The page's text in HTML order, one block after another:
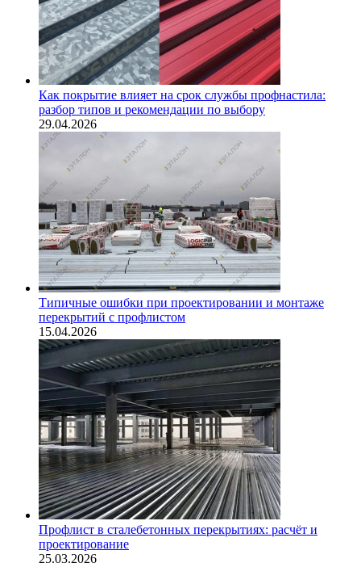
Как покрытие влияет на срок службы профнастила:
разбор типов и рекомендации по выбору
29.04.2026
Типичные ошибки при проектировании и монтаже
перекрытий с профлистом
15.04.2026
Профлист в сталебетонных перекрытиях: расчёт и
проектирование
25.03.2026